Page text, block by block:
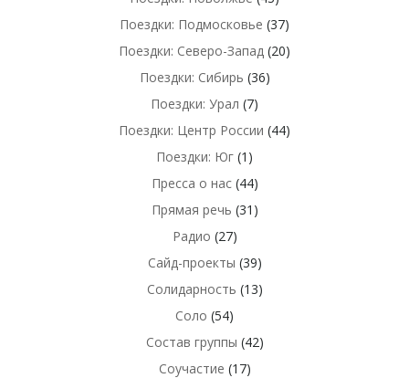
Поездки: Подмосковье (37)
Поездки: Северо-Запад (20)
Поездки: Сибирь (36)
Поездки: Урал (7)
Поездки: Центр России (44)
Поездки: Юг (1)
Пресса о нас(44)
Прямая речь (31)
Радио (27)
Сайд-проекты (39)
Солидарность (13)
Соло (54)
Состав группы (42)
Соучастие (17)